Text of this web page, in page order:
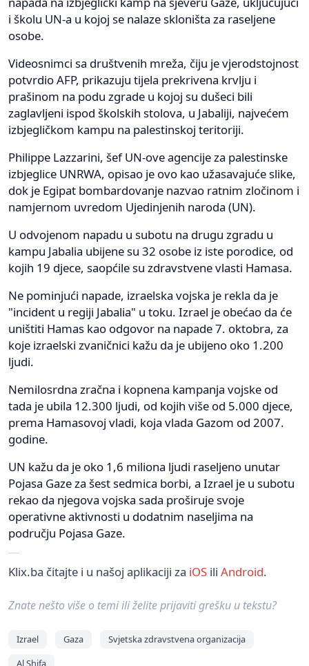
i školu UN-a u kojoj se nalaze skloništa za raseljene
osobe.
Videosnimci sa društvenih mreža, čiju je vjerodstojnost
potvrdio AFP, prikazuju tijela prekrivena krvlju i
prašinom na podu zgrade u kojoj su dušeci bili
zaglavljeni ispod školskih stolova, u Jabaliji, najvećem
izbjegličkom kampu na palestinskoj teritoriji.
Philippe Lazzarini, šef UN-ove agencije za palestinske
izbjeglice UNRWA, opisao je ovo kao užasavajuće slike,
dok je Egipat bombardovanje nazvao ratnim zločinom i
namjernom uvredom Ujedinjenih naroda (UN).
U odvojenom napadu u subotu na drugu zgradu u
kampu Jabalia ubijene su 32 osobe iz iste porodice, od
kojih 19 djece, saopćile su zdravstvene vlasti Hamasa.
Ne pominjući napade, izraelska vojska je rekla da je
"incident u regiji Jabalia" u toku. Izrael je obećao da će
uništiti Hamas kao odgovor na napade 7. oktobra, za
koje izraelski zvaničnici kažu da je ubijeno oko 1.200
ljudi.
Nemilosrdna zračna i kopnena kampanja vojske od
tada je ubila 12.300 ljudi, od kojih više od 5.000 djece,
prema Hamasovoj vladi, koja vlada Gazom od 2007.
godine.
UN kažu da je oko 1,6 miliona ljudi raseljeno unutar
Pojasa Gaze za šest sedmica borbi, a Izrael je u subotu
rekao da njegova vojska sada proširuje svoje
operativne aktivnosti u dodatnim naseljima na
području Pojasa Gaze.
Klix.ba čitajte i u našoj aplikaciji za iOS ili Android.
Znate nešto više o temi ili želite prijaviti grešku u tekstu?
Izrael Gaza
Svjetska zdravstvena organizacija
Al Shifa